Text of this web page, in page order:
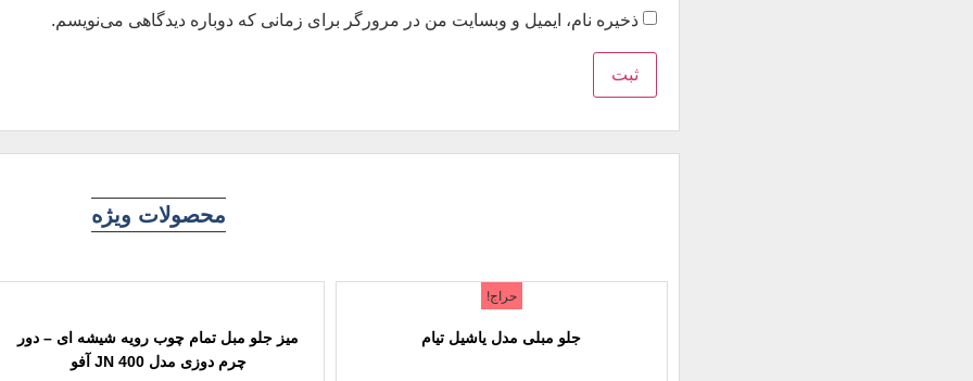
ذخیره نام، ایمیل و وبسایت من در مرورگر برای زمانی که دوباره دیدگاهی می‌نویسم.
محصولات ویژه
حراج!
جلو مبلی مدل یاشیل تیام
میز جلو مبل تمام چوب رویه شیشه ای – دور
چرم دوزی مدل JN 400 آفو